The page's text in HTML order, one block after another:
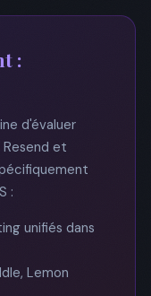
:
d'évaluer
et
:
unifiés dans
Lemon